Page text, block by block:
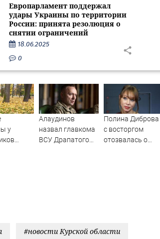
Европарламент поддержал
удары Украины по территории
России: принята резолюция о
снятии ограничений
18.06.2025
0
у
Алаудинов
назвал главкома
ВСУ Драпатого
Полина Диброва
с восторгом
отозвалась о
#новости Курской области